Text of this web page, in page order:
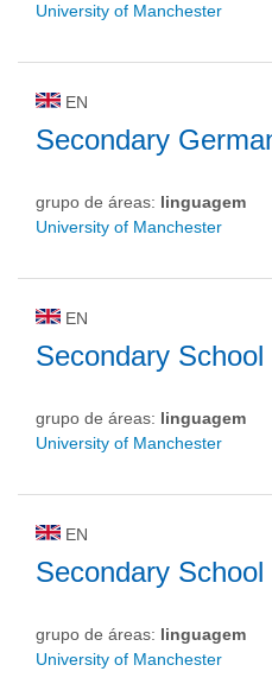
University of Manchester
EN
Secondary
grupo de áreas: linguagem
University of Manchester
EN
Secondary
grupo de áreas: linguagem
University of Manchester
EN
Secondary
grupo de áreas: linguagem
University of Manchester